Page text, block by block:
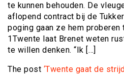
te kunnen behouden. De
aflopend contract bij de
poging gaan ze hem
1Twente laat Brenet weten
te willen denken. “Ik […]
The post ‘Twente gaat de